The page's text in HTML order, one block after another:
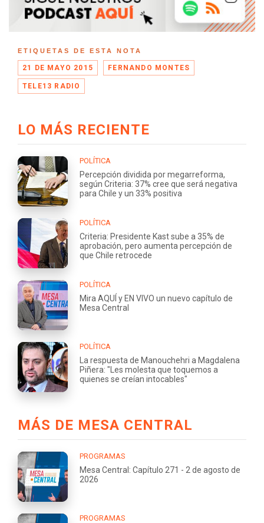
ETIQUETAS DE ESTA NOTA
21 DE MAYO 2015 FERNANDO MONTES
TELE13 RADIO
LO MÁS RECIENTE
POLÍTICA
Percepción dividida por megarreforma,
según Criteria: 37% cree que será negativa
para Chile y un 33% positiva
POLÍTICA
Criteria: Presidente Kast sube a 35% de
aprobación, pero aumenta percepción de
que Chile retrocede
POLÍTICA
Mira AQUÍ y EN VIVO un nuevo capítulo de
Mesa Central
POLÍTICA
La respuesta de Manouchehri a Magdalena
Piñera: "Les molesta que toquemos a
quienes se creían intocables"
MÁS DE MESA CENTRAL
PROGRAMAS
Mesa Central: Capítulo 271 - 2 de agosto de
2026
PROGRAMAS